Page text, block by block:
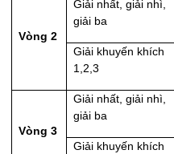
Vòng 2
Giải nhất, giải nhì,
giải ba
Giải khuyến khích
1,2,3
Vòng 3
Giải nhất, giải nhì,
giải ba
Giải khuyến khích